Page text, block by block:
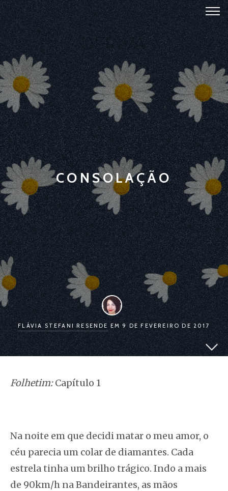
CONSOLAÇÃO
FLÁVIA STEFANI RESENDEEM 9 DE FEVEREIRO DE 2017
Folhetim:Capítulo 1
Na noite em que decidi matar o meu amor, o
céu parecia um colar de diamantes. Cada
estrela tinha um brilho trágico. Indo a mais
de 90km/h na Bandeirantes, as mãos